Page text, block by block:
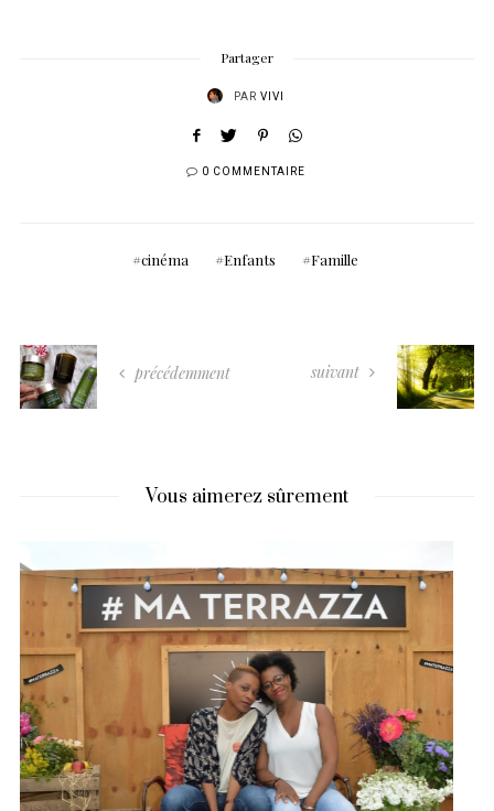
Partager
PAR VIVI
0 COMMENTAIRE
cinéma Enfants Famille
précédemment suivant
Vous aimerez sûrement